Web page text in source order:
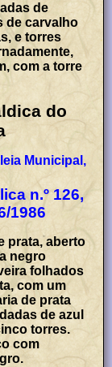
de
de carvalho
e torres
com a torre
do
Municipal,
n.º 126,
1986
prata, aberto
negro
folhados
com um
de prata
de azul
torres.
com